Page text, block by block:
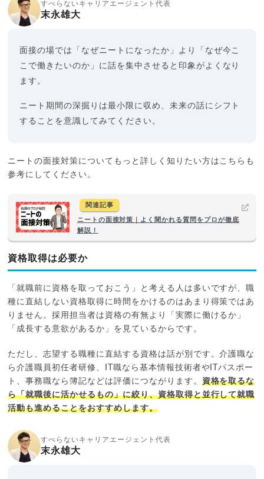
すべらないキャリアエージェント代表
末永雄大
面接の場では「なぜニートになったか」より「なぜ今こ
こで働きたいのか」に話を集中させると印象がよくなり
ます。
ニート期間の深掘りは最小限に収め、未来の話にシフト
することを意識してみてください。
ニートの面接対策についてもっと詳しく知りたい方はこちらも
参考にしてください。
関連記事
ニートの面接対策｜よく聞かれる質問をプロが徹底
解説！
資格取得は必要か
「就職前に資格を取っておこう」と考える人は多いですが、職
種に直結しない資格取得に時間をかけるのはあまり得策ではあ
りません。採用担当者は資格の有無より「実際に働けるか」
「成長する意欲があるか」を見ているからです。
ただし、志望する職種に直結する資格は話が別です。介護職な
ら介護職員初任者研修、IT職なら基本情報技術者やITパスポー
ト、事務職なら簿記などは評価につながります。 資格を取るな
ら「就職後に活かせるもの」に絞り、資格取得と並行して就職
活動も進めることをおすすめします。
すべらないキャリアエージェント代表
末永雄大